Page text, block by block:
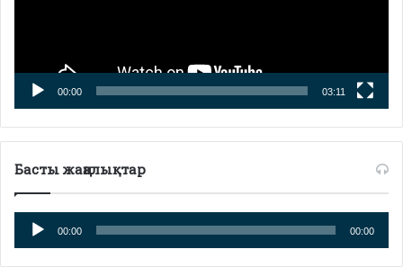
00:00 03:11
Басты жаңалықтар
Аудио
плейер
00:00 00:00